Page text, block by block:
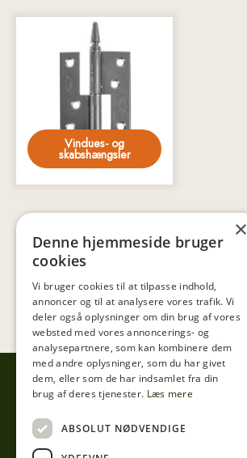
Vindues- og
skabshængsler
Tibberup Høkeren
Information
×
Denne hjemmeside bruger
cookies
Vi bruger cookies til at tilpasse indhold,
annoncer og til at analysere vores trafik. Vi
deler også oplysninger om din brug af vores
websted med vores annoncerings- og
analysepartnere, som kan kombinere dem
med andre oplysninger, som du har givet
dem, eller som de har indsamlet fra din
brug af deres tjenester. Læs mere
ABSOLUT NØDVENDIGE